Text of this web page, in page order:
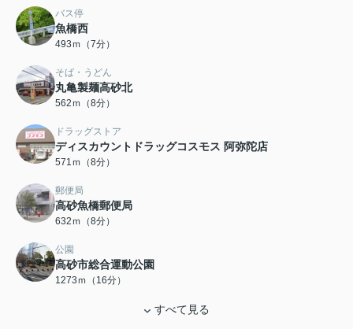
バス停
魚橋西
493ｍ（7分）
そば・うどん
丸亀製麺高砂北
562ｍ（8分）
ドラッグストア
ディスカウントドラッグコスモス 阿弥陀店
571ｍ（8分）
郵便局
高砂魚橋郵便局
632ｍ（8分）
公園
高砂市総合運動公園
1273ｍ（16分）
すべて見る